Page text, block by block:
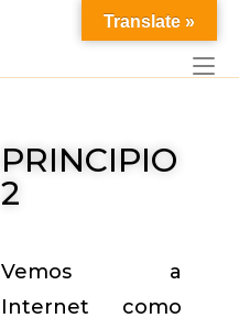
PRINCIPIO
2
Vemos a
Internet como
Translate »